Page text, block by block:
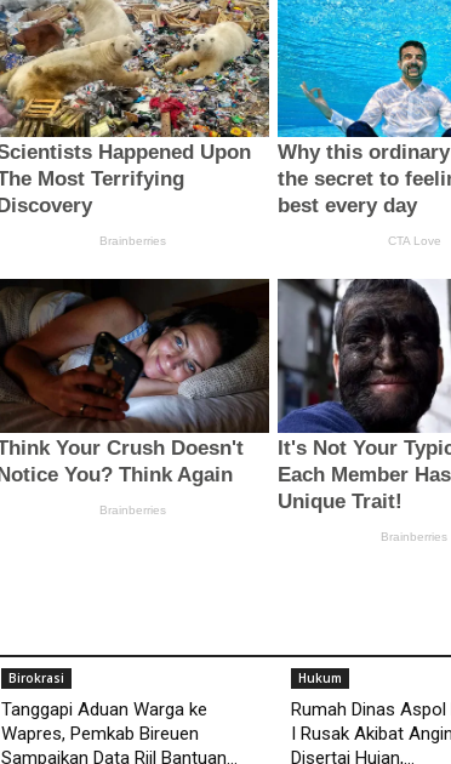
Birokrasi
Tanggapi Aduan Warga ke
Wapres, Pemkab Bireuen
Sampaikan Data Riil Bantuan...
Hukum
Rumah Dinas
I Rusak Akibat
Disertai Hujan,...